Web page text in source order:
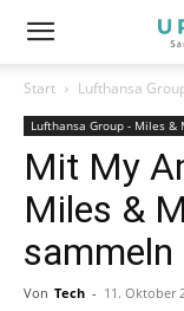
Start Lufthansa
Lufthansa Group - Miles &
Mit My
Miles &
sammeln
Von Tech - 11. Oktober